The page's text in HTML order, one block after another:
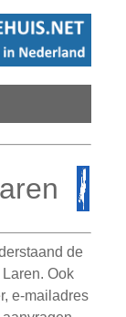
de
Ook
e-mailadres